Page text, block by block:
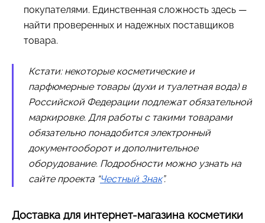
покупателями. Единственная сложность здесь —
найти проверенных и надежных поставщиков
товара.
Кстати: некоторые косметические и
парфюмерные товары (духи и туалетная вода) в
Российской Федерации подлежат обязательной
маркировке. Для работы с такими товарами
обязательно понадобится электронный
документооборот и дополнительное
оборудование. Подробности можно узнать на
сайте проекта “Честный Знак”.
Доставка для интернет-магазина косметики